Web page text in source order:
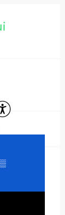
/ Espace jeux